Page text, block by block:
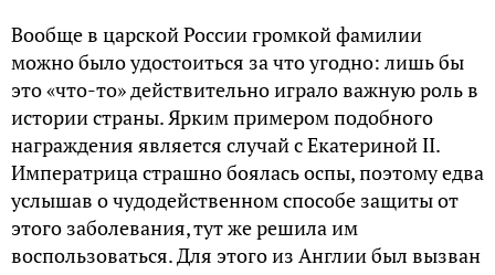
Вообще в царской России громкой фамилии
можно было удостоиться за что угодно: лишь бы
это «что-то» действительно играло важную роль в
истории страны. Ярким примером подобного
награждения является случай с Екатериной II.
Императрица страшно боялась оспы, поэтому едва
услышав о чудодейственном способе защиты от
этого заболевания, тут же решила им
воспользоваться. Для этого из Англии был вызван